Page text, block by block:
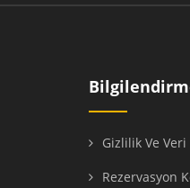
Gizlilik Ve
Rezervasyon